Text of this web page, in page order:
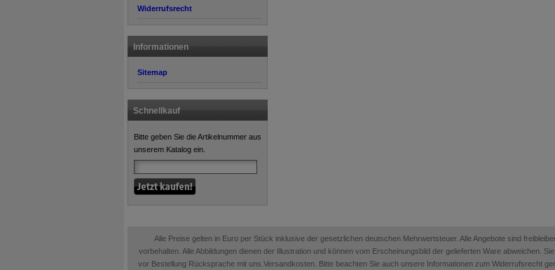
Widerrufsrecht
Informationen
Sitemap
Schnellkauf
Bitte geben Sie die Artikelnummer aus
unserem Katalog ein.
Alle Preise gelten in Euro per Stück inklusive der gesetzlichen deutschen Mehrwertsteuer. Alle Angebote sind
vorbehalten. Alle Abbildungen dienen der Illustration und können vom Erscheinungsbild der gelieferten Ware abweichen.
vor Bestellung Rücksprache mit uns.Versandkosten. Bitte beachten Sie auch unsere Informationen zum Widerrufsrecht